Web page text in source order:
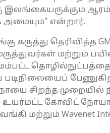
ஆரம்ப
அமையும்” என்றார்.
கருத்து தெரிவித்த
மற்றும்
படிநிலையைப்
சிறந்த முறையில்
உயர்மட்ட கோவிட்
மற்றும் Wavenet